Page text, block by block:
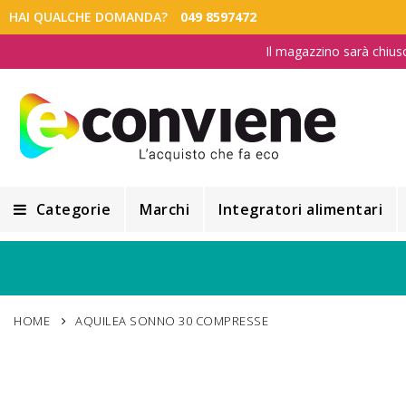
HAI QUALCHE DOMANDA? 049 8597472
Il magazzino sarà
Categorie
Alimentazione e Dietetica
Marchi Integratori alimentari
HOME AQUILEA SONNO 30 COMPRESSE